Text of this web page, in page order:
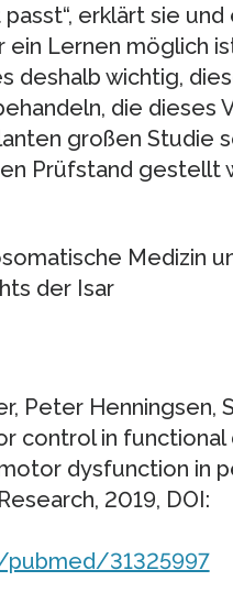
erklärt sie und
ein Lernen möglich
deshalb wichtig,
die dieses
großen Studie
Prüfstand gestellt
Medizin
der Isar
Peter Henningsen,
control in functional
dysfunction in
2019, DOI:
pubmed/31325997